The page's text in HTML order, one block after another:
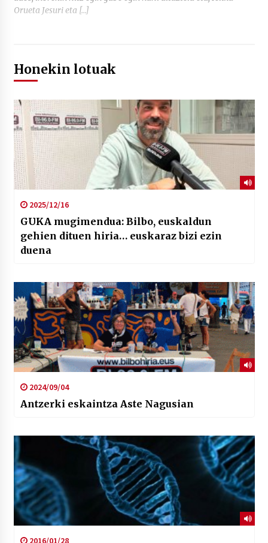
Orueta Jesuri eta […]
Honekin lotuak
2025/12/16
GUKA mugimendua: Bilbo, euskaldun
gehien dituen hiria… euskaraz bizi ezin
duena
2024/09/04
Antzerki eskaintza Aste Nagusian
2016/01/28